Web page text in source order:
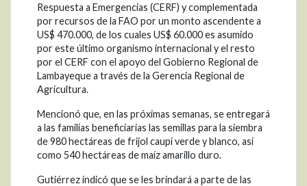
Respuesta a Emergencias (CERF) y complementada
por recursos de la FAO por un monto ascendente a
US$ 470.000, de los cuales US$ 60.000 es asumido
por este último organismo internacional y el resto
por el CERF con el apoyo del Gobierno Regional de
Lambayeque a través de la Gerencia Regional de
Agricultura.
Mencionó que, en las próximas semanas, se entregará
a las familias beneficiarias las semillas para la siembra
de 980 hectáreas de frijol caupí verde y blanco, así
como 540 hectáreas de maíz amarillo duro.
Gutiérrez indicó que se les brindará a parte de las